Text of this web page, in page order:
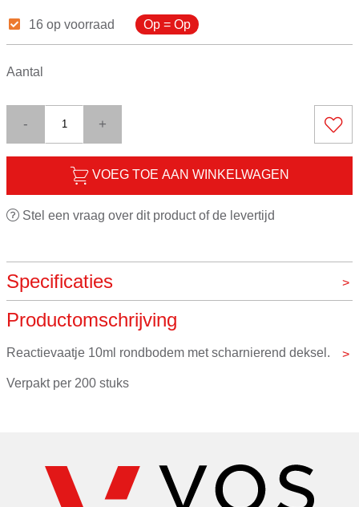
16 op voorraad Op = Op
Aantal
- +
VOEG TOE AAN WINKELWAGEN
Stel een vraag over dit product of de levertijd
Specificaties
Merk
Productomschrijving
Reactievaatje 10ml rondbodem met scharnierend deksel.
Verpakt per 200 stuks